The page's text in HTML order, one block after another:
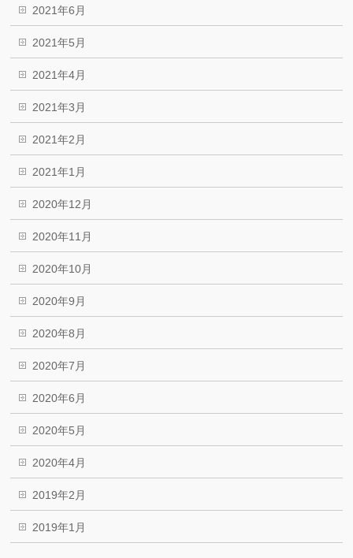
2021年6月
2021年5月
2021年4月
2021年3月
2021年2月
2021年1月
2020年12月
2020年11月
2020年10月
2020年9月
2020年8月
2020年7月
2020年6月
2020年5月
2020年4月
2019年2月
2019年1月